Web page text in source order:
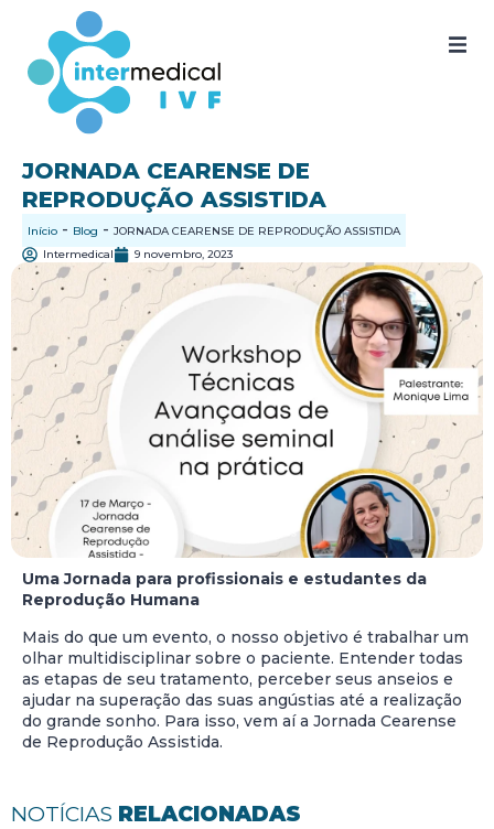
Home
Nossos produtos
SAC
Certificados
Documentos
Blog
JORNADA CEARENSE DE
REPRODUÇÃO ASSISTIDA
Início - Blog - JORNADA CEARENSE DE REPRODUÇÃO ASSISTIDA
Intermedical
9 novembro, 2023
Uma Jornada para profissionais e estudantes da
Reprodução Humana
Mais do que um evento, o nosso objetivo é trabalhar um
olhar multidisciplinar sobre o paciente. Entender todas
as etapas de seu tratamento, perceber seus anseios e
ajudar na superação das suas angústias até a realização
do grande sonho. Para isso, vem aí a Jornada Cearense
de Reprodução Assistida.
NOTÍCIAS RELACIONADAS